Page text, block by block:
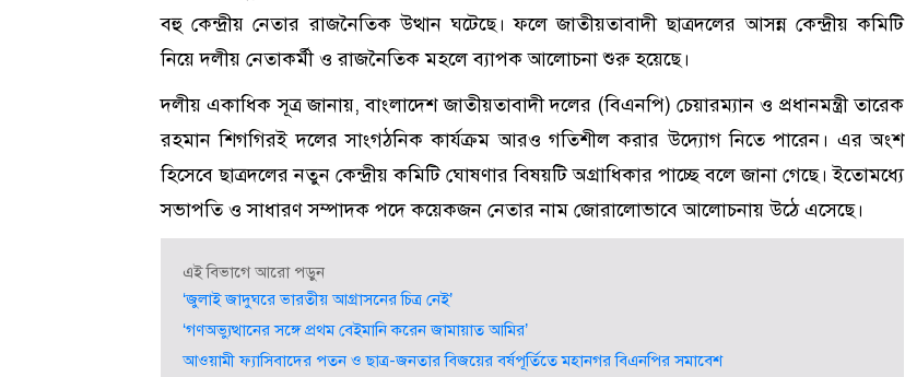
বহু কেন্দ্রীয় নেতার রাজনৈতিক উত্থান ঘটেছে। ফলে জাতীয়তাবাদী ছাত্রদলের আসন্ন কেন্দ্রীয় কমিটি
নিয়ে দলীয় নেতাকর্মী ও রাজনৈতিক মহলে ব্যাপক আলোচনা শুরু হয়েছে।
দলীয় একাধিক সূত্র জানায়, বাংলাদেশ জাতীয়তাবাদী দলের (বিএনপি) চেয়ারম্যান ও প্রধানমন্ত্রী তারেক
রহমান শিগগিরই দলের সাংগঠনিক কার্যক্রম আরও গতিশীল করার উদ্যোগ নিতে পারেন। এর অংশ
হিসেবে ছাত্রদলের নতুন কেন্দ্রীয় কমিটি ঘোষণার বিষয়টি অগ্রাধিকার পাচ্ছে বলে জানা গেছে। ইতোমধ্যে
সভাপতি ও সাধারণ সম্পাদক পদে কয়েকজন নেতার নাম জোরালোভাবে আলোচনায় উঠে এসেছে।
এই বিভাগে আরো পড়ুন
‘জুলাই জাদুঘরে ভারতীয় আগ্রাসনের চিত্র নেই’
‘গণঅভ্যুত্থানের সঙ্গে প্রথম বেইমানি করেন জামায়াত আমির’
আওয়ামী ফ্যাসিবাদের পতন ও ছাত্র-জনতার বিজয়ের বর্ষপূর্তিতে মহানগর বিএনপির সমাবেশ